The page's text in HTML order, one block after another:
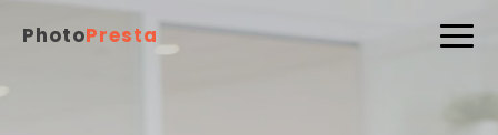
PhotoPresta